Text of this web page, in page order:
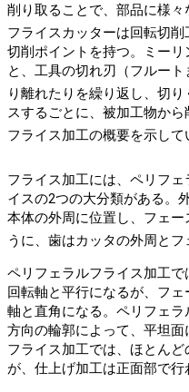
削り取ることで、部品に様々
フライスカッターは回転切削
切削ポイントを持つ。ミー
と、工具の切れ刃（フルー
り離れたりを繰り返し、切
スするごとに、被加工物か
フライス加工の概要を示して
フライス加工には、ペリフ
イスの2つの大分類がある。
本体の外周に位置し、フェ
うに、歯はカッタの外周とフ
ペリフェラルフライス加工
回転軸と平行になるが、フ
軸と直角になる。ペリフェ
方向の輪郭によって、平坦
フライス加工では、ほとん
が、仕上げ加工は正面部で行